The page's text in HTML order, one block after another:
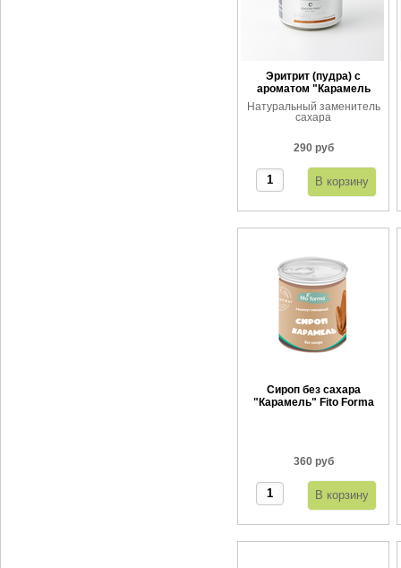
Эритрит (пудра) с
ароматом "Карамель
тоффи"
Натуральный заменитель
сахара
290 руб
Сироп без сахара
"Карамель" Fito Forma
360 руб